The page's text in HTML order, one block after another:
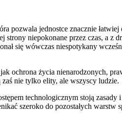
pozwala jednostce znacznie
strony niepokonane przez czas, a
się wówczas niespotykany
ochrona życia nienarodzonych,
nie tylko elity, ale wszyscy ludzie.
technologicznym stoją
szeroko do pozostałych warstw